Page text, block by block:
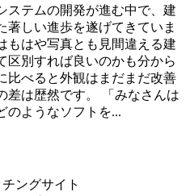
ステムの開発が進む中で、建
著しい進歩を遂げてきていま
もはや写真とも見間違える建
区別すれば良いのかも分から
比べると外観はまだまだ改善
差は歴然です。 「みなさんは
のようなソフトを...